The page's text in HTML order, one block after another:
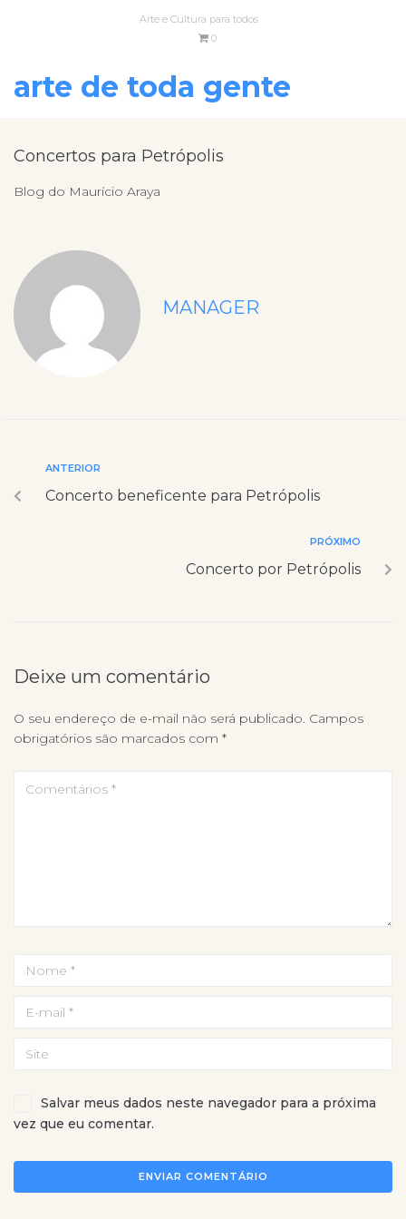
Arte e Cultura para todos
0
arte de toda gente
Concertos para Petrópolis
Blog do Maurício Araya
MANAGER
ANTERIOR
Concerto beneficente para Petrópolis
PRÓXIMO
Concerto por Petrópolis
Deixe um comentário
O seu endereço de e-mail não será publicado. Campos
obrigatórios são marcados com *
Salvar meus dados neste navegador para a próxima
vez que eu comentar.